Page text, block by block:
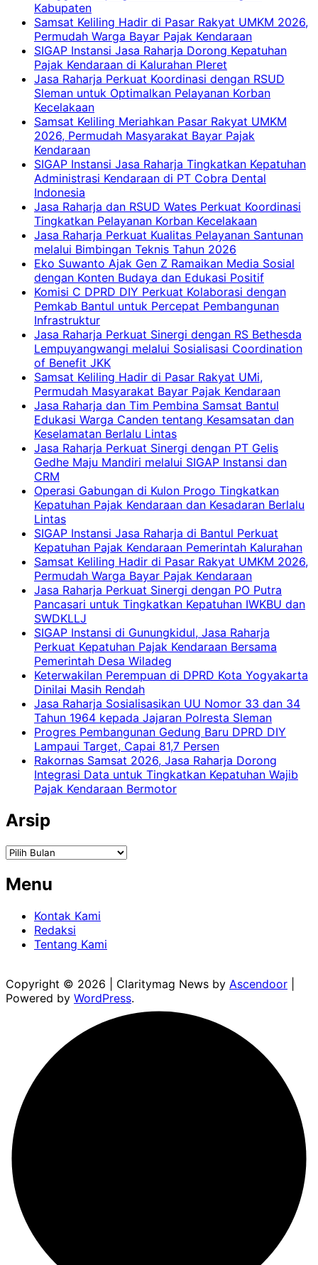
Kabupaten
Samsat Keliling Hadir di Pasar Rakyat UMKM 2026,
Permudah Warga Bayar Pajak Kendaraan
SIGAP Instansi Jasa Raharja Dorong Kepatuhan
Pajak Kendaraan di Kalurahan Pleret
Jasa Raharja Perkuat Koordinasi dengan RSUD
Sleman untuk Optimalkan Pelayanan Korban
Kecelakaan
Samsat Keliling Meriahkan Pasar Rakyat UMKM
2026, Permudah Masyarakat Bayar Pajak
Kendaraan
SIGAP Instansi Jasa Raharja Tingkatkan Kepatuhan
Administrasi Kendaraan di PT Cobra Dental
Indonesia
Jasa Raharja dan RSUD Wates Perkuat Koordinasi
Tingkatkan Pelayanan Korban Kecelakaan
Jasa Raharja Perkuat Kualitas Pelayanan Santunan
melalui Bimbingan Teknis Tahun 2026
Eko Suwanto Ajak Gen Z Ramaikan Media Sosial
dengan Konten Budaya dan Edukasi Positif
Komisi C DPRD DIY Perkuat Kolaborasi dengan
Pemkab Bantul untuk Percepat Pembangunan
Infrastruktur
Jasa Raharja Perkuat Sinergi dengan RS Bethesda
Lempuyangwangi melalui Sosialisasi Coordination
of Benefit JKK
Samsat Keliling Hadir di Pasar Rakyat UMi,
Permudah Masyarakat Bayar Pajak Kendaraan
Jasa Raharja dan Tim Pembina Samsat Bantul
Edukasi Warga Canden tentang Kesamsatan dan
Keselamatan Berlalu Lintas
Jasa Raharja Perkuat Sinergi dengan PT Gelis
Gedhe Maju Mandiri melalui SIGAP Instansi dan
CRM
Operasi Gabungan di Kulon Progo Tingkatkan
Kepatuhan Pajak Kendaraan dan Kesadaran Berlalu
Lintas
SIGAP Instansi Jasa Raharja di Bantul Perkuat
Kepatuhan Pajak Kendaraan Pemerintah Kalurahan
Samsat Keliling Hadir di Pasar Rakyat UMKM 2026,
Permudah Warga Bayar Pajak Kendaraan
Jasa Raharja Perkuat Sinergi dengan PO Putra
Pancasari untuk Tingkatkan Kepatuhan IWKBU dan
SWDKLLJ
SIGAP Instansi di Gunungkidul, Jasa Raharja
Perkuat Kepatuhan Pajak Kendaraan Bersama
Pemerintah Desa Wiladeg
Keterwakilan Perempuan di DPRD Kota Yogyakarta
Dinilai Masih Rendah
Jasa Raharja Sosialisasikan UU Nomor 33 dan 34
Tahun 1964 kepada Jajaran Polresta Sleman
Progres Pembangunan Gedung Baru DPRD DIY
Lampaui Target, Capai 81,7 Persen
Rakornas Samsat 2026, Jasa Raharja Dorong
Integrasi Data untuk Tingkatkan Kepatuhan Wajib
Pajak Kendaraan Bermotor
Arsip
Arsip
Menu
Kontak Kami
Redaksi
Tentang Kami
Copyright © 2026 | Claritymag News by Ascendoor
Powered by WordPress.